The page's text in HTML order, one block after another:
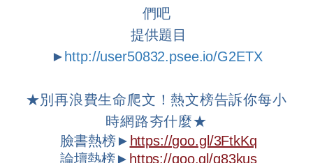
們吧
提供題目
► http://user50832.psee.io/G2ETX
★別再浪費生命爬文！熱文榜告訴你每小
時網路夯什麼★
臉書熱榜► https://goo.gl/3FtkKq
論壇熱榜► https://goo.gl/q83kus